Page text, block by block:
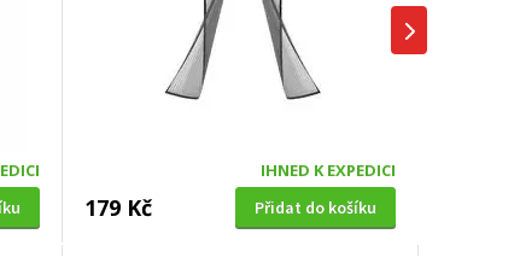
IHNED K EXPEDICI
179 Kč Přidat do košíku